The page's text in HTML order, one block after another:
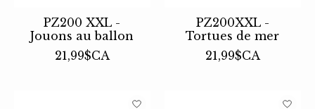
PZ200 XXL -
Jouons au ballon
21,99$CA
PZ200XXL -
Tortues de mer
21,99$CA